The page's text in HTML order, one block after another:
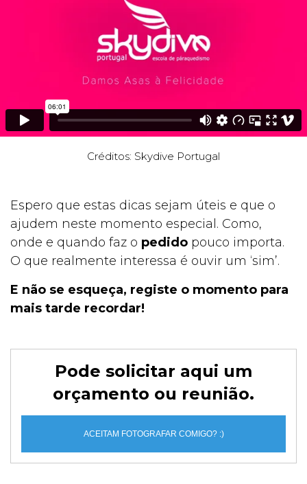
Créditos: Skydive Portugal
Espero que estas dicas sejam úteis e que o
ajudem neste momento especial. Como,
onde e quando faz o pedido pouco importa.
O que realmente interessa é ouvir um ‘sim’.
E não se esqueça, registe o momento para
mais tarde recordar!
Pode solicitar aqui um
orçamento ou reunião.
ACEITAM FOTOGRAFAR COMIGO? :)